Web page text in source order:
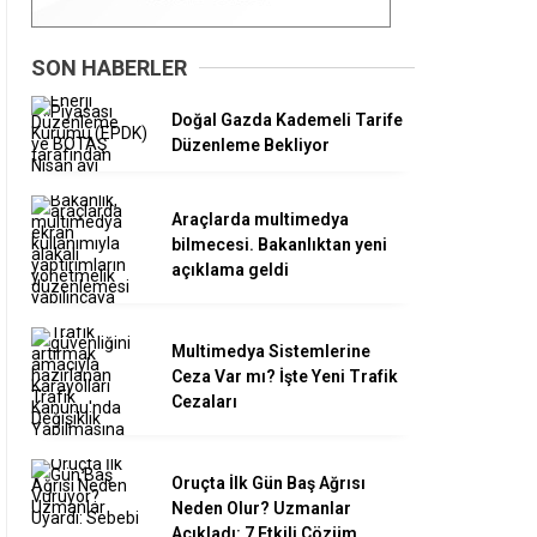
SON HABERLER
Doğal Gazda Kademeli Tarife
Düzenleme Bekliyor
Araçlarda multimedya
bilmecesi. Bakanlıktan yeni
açıklama geldi
Multimedya Sistemlerine
Ceza Var mı? İşte Yeni Trafik
Cezaları
Oruçta İlk Gün Baş Ağrısı
Neden Olur? Uzmanlar